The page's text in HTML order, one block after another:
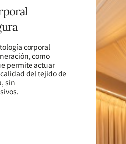
corporal
como
permite actuar
del tejido de
sin